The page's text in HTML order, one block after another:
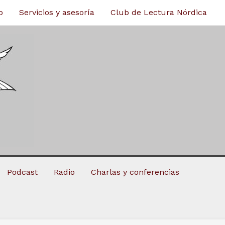
Servicios y asesoría Club de Lectura Nórdica
Podcast Radio Charlas y conferencias